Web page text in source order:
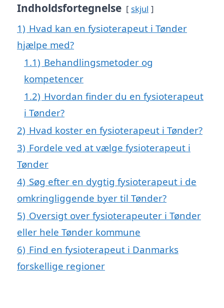
Indholdsfortegnelse skjul
1) Hvad kan en fysioterapeut i Tønder
hjælpe med?
1.1) Behandlingsmetoder og
kompetencer
1.2) Hvordan finder du en fysioterapeut
i Tønder?
2) Hvad koster en fysioterapeut i Tønder?
3) Fordele ved at vælge fysioterapeut i
Tønder
4) Søg efter en dygtig fysioterapeut i de
omkringliggende byer til Tønder?
5) Oversigt over fysioterapeuter i Tønder
eller hele Tønder kommune
6) Find en fysioterapeut i Danmarks
forskellige regioner